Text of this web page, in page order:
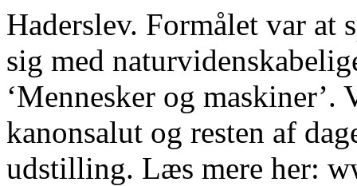
Haderslev. Formålet var at
sig med
‘Mennesker og
kanonsalut og resten af
udstilling. Læs mere her: